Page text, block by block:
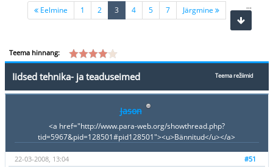
Eelmine 1 2 3 (current)
4 5 ...
7 Järgmine
Teema hinnang:
Teema režiimid
Iidsed tehnika- ja teaduseimed
Jason
<a href="http://www.para-web.org/showthread.php?
tid=5967&pid=128501#pid128501"><u>Bännitud</u></a>
#51
22-03-2008, 13:04